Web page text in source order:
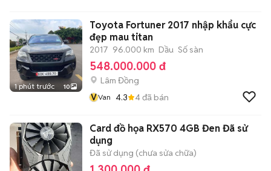
1 phút trước 10
Toyota Fortuner 2017 nhập khẩu cực
đẹp mau titan
2017 96.000 km Dầu Số sàn
548.000.000 đ
Lâm Đồng
VVan 4.3 4đã bán
Card đồ họa RX570 4GB Đen Đã sử
dụng
Đã sử dụng (chưa sửa chữa)